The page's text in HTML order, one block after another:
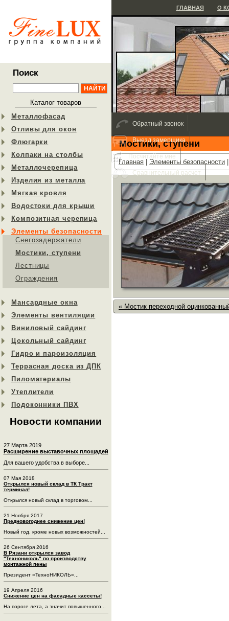
Поиск
Каталог товаров
Металлофасад
Отливы для окон
Флюгарки
Колпаки на столбы
Металлочерепица
Изделия из металла
Мягкая кровля
Водостоки для крыши
Композитная черепица
Элементы безопасности
Снегозадержатели
Мостики, ступени
Лестницы
Ограждения
Мансардные окна
Элементы вентиляции
Виниловый сайдинг
Цокольный сайдинг
Гидро и пароизоляция
Террасная доска из ДПК
Пиломатериалы
Утеплители
Подоконники ПВХ
Новости компании
27 Марта 2019
Расширение выставочных площадей
Для вашего удобства в выборе...
07 Мая 2018
Открылся новый склад в ТК Тракт
терминал!
Открылся новый склад в торговом...
21 Ноября 2017
Предновогоднее снижение цен!
Новый год, кроме новых возможностей...
26 Сентября 2016
В Рязани открылся завод
"Технониколь" по производству
монтажной пены
Президент «ТехноНИКОЛЬ»...
19 Апреля 2016
Снижение цен на фасадные кассеты!
На пороге лета, а значит повышенного...
ГЛАВНАЯ О
Мостики, ступени
Главная Элементы безопасности
« Мостик переходной
Обратный звонок
Выезд замерщика
Посчитайте мне
Сравнительный расчет